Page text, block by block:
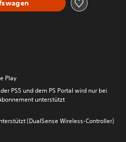
Play
PS5 und dem PS Portal wird nur bei
unterstützt
(DualSense Wireless-Controller)